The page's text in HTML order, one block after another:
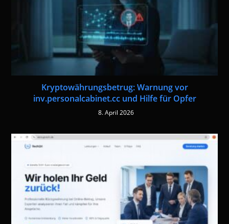
Kryptowährungsbetrug: Warnung vor
inv.personalcabinet.cc und Hilfe für Opfer
8. April 2026